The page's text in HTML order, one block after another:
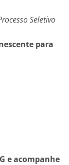
Seletivo
para
e acompanhe